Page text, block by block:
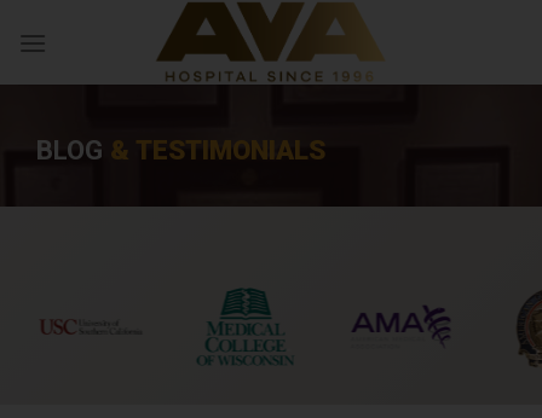
BLOG & TESTIMONIALS